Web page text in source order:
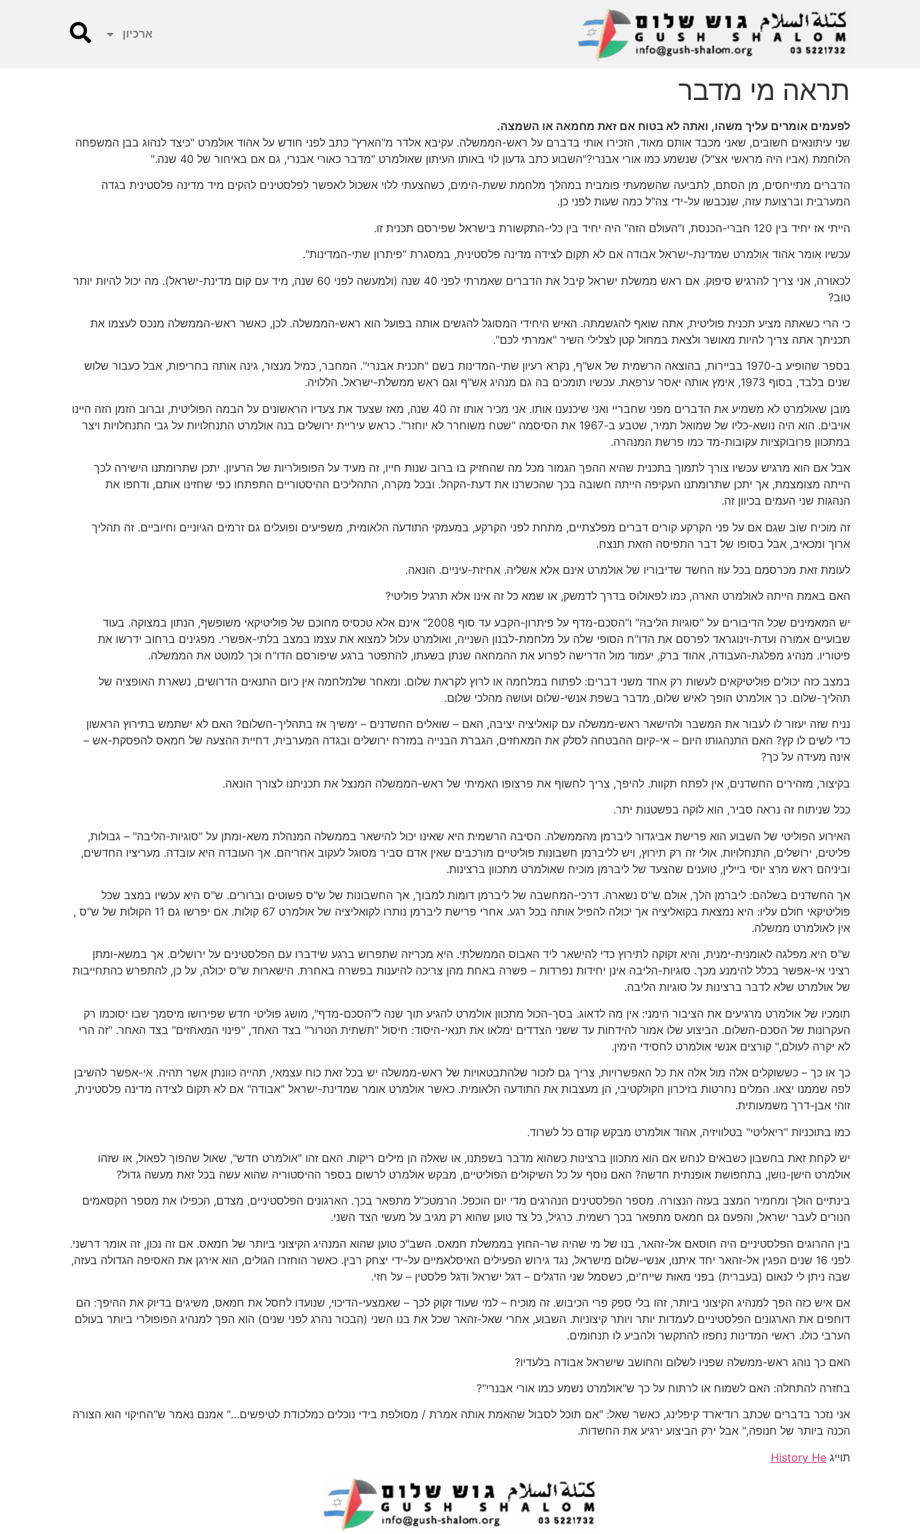
ארכיון
תראה מי מדבר
לפעמים אומרים עליך משהו, ואתה לא בטוח אם זאת מחמאה או השמצה.
שני עיתונאים חשובים, שאני מכבד אותם מאוד, הזכירו אותי בדברם על ראש-הממשלה. עקיבא אלדר מ"הארץ" כתב לפני חודש על אהוד אולמרט "כיצד לנהוג בבן המשפחה
הלוחמת (אביו היה מראשי אצ"ל) שנשמע כמו אורי אבנרי?"השבוע כתב גדעון לוי באותו העיתון שאולמרט "מדבר כאורי אבנרי, גם אם באיחור של 40 שנה."
הדברים מתייחסים, מן הסתם, לתביעה שהשמעתי פומבית במהלך מלחמת ששת-הימים, כשהצעתי ללוי אשכול לאפשר לפלסטינים להקים מיד מדינה פלסטינית בגדה
המערבית וברצועת עזה, שנכבשו על-ידי צה"ל כמה שעות לפני כן.
הייתי אז יחיד בין 120 חברי-הכנסת, ו"העולם הזה" היה יחיד בין כלי-התקשורת בישראל שפירסם תכנית זו.
עכשיו אומר אהוד אולמרט שמדינת-ישראל אבודה אם לא תקום לצידה מדינה פלסטינית, במסגרת "פיתרון שתי-המדינות".
לכאורה, אני צריך להרגיש סיפוק. אם ראש ממשלת ישראל קיבל את הדברים שאמרתי לפני 40 שנה (ולמעשה לפני 60 שנה, מיד עם קום מדינת-ישראל). מה יכול להיות יותר
טוב?
כי הרי כשאתה מציע תכנית פוליטית, אתה שואף להגשמתה. האיש היחידי המסוגל להגשים אותה בפועל הוא ראש-הממשלה. לכן, כאשר ראש-הממשלה מנכס לעצמו את
תכניתך אתה צריך להיות מאושר ולצאת במחול קטן לצלילי השיר "אמרתי לכם".
בספר שהופיע ב-1970 בביירות, בהוצאה הרשמית של אש"ף, נקרא רעיון שתי-המדינות בשם "תכנית אבנרי". המחבר, כמיל מנצור, גינה אותה בחריפות, אבל כעבור שלוש
שנים בלבד, בסוף 1973, אימץ אותה יאסר ערפאת. עכשיו תומכים בה גם מנהיג אש"ף וגם ראש ממשלת-ישראל. הללויה.
מובן שאולמרט לא משמיע את הדברים מפני שחבריי ואני שיכנענו אותו. אני מכיר אותו זה 40 שנה, מאז שצעד את צעדיו הראשונים על הבמה הפוליטית, וברוב הזמן הזה היינו
אויבים. הוא היה נושא-כליו של שמואל תמיר, שטבע ב-1967 את הסיסמה "שטח משוחרר לא יוחזר". כראש עיריית ירושלים בנה אולמרט התנחלויות על גבי התנחלויות ויצר
במתכוון פרובוקציות עקובות-מד כמו פרשת המנהרה.
אבל אם הוא מרגיש עכשיו צורך לתמוך בתכנית שהיא ההפך הגמור מכל מה שהחזיק בו ברוב שנות חייו, זה מעיד על הפופולריות של הרעיון. יתכן שתרומתנו הישירה לכך
הייתה מצומצמת, אך יתכן שתרומתנו העקיפה הייתה חשובה בכך שהכשרנו את דעת-הקהל. ובכל מקרה, התהליכים ההיסטוריים התפתחו כפי שחזינו אותם, ודחפו את
הנהגות שני העמים בכיוון זה.
זה מוכיח שוב שגם אם על פני הקרקע קורים דברים מפלצתיים, מתחת לפני הקרקע, במעמקי התודעה הלאומית, משפיעים ופועלים גם זרמים הגיוניים וחיוביים. זה תהליך
ארוך ומכאיב, אבל בסופו של דבר התפיסה הזאת תנצח.
לעומת זאת מכרסמם בכל עוז החשד שדיבוריו של אולמרט אינם אלא אשליה. אחיזת-עיניים. הונאה.
האם באמת הייתה לאולמרט הארה, כמו לפאולוס בדרך לדמשק, או שמא כל זה אינו אלא תרגיל פוליטי?
יש המאמינים שכל הדיבורים על "סוגיות הליבה" ו"הסכם-מדף על פיתרון-הקבע עד סוף 2008" אינם אלא טכסיס מחוכם של פוליטיקאי משופשף, הנתון במצוקה. בעוד
שבועיים אמורה ועדת-וינוגראד לפרסם את הדו"ח הסופי שלה על מלחמת-לבנון השנייה, ואולמרט עלול למצוא את עצמו במצב בלתי-אפשרי. מפגינים ברחוב ידרשו את
פיטוריו. מנהיג מפלגת-העבודה, אהוד ברק, יעמוד מול הדרישה לפרוע את ההמחאה שנתן בשעתו, להתפטר ברגע שיפורסם הדו"ח וכך למוטט את הממשלה.
במצב כזה יכולים פוליטיקאים לעשות רק אחד משני דברים: לפתוח במלחמה או לרוץ לקראת שלום. ומאחר שלמלחמה אין כיום התנאים הדרושים, נשארת האופציה של
תהליך-שלום. כך אולמרט הופך לאיש שלום, מדבר בשפת אנשי-שלום ועושה מהלכי שלום.
נניח שזה יעזור לו לעבור את המשבר ולהישאר ראש-ממשלה עם קואליציה יציבה, האם – שואלים החשדנים – ימשיך אז בתהליך-השלום? האם לא ישתמש בתירוץ הראשון
כדי לשים לו קץ? האם התנהגותו היום – אי-קיום ההבטחה לסלק את המאחזים, הגברת הבנייה במזרח ירושלים ובגדה המערבית, דחיית ההצעה של חמאס להפסקת-אש –
אינה מעידה על כך?
בקיצור, מזהירים החשדנים, אין לפתח תקוות. להיפך, צריך לחשוף את פרצופו האמיתי של ראש-הממשלה המנצל את תכניתנו לצורך הונאה.
ככל שניתוח זה נראה סביר, הוא לוקה בפשטנות יתר.
האירוע הפוליטי של השבוע הוא פרישת אביגדור ליברמן מהממשלה. הסיבה הרשמית היא שאינו יכול להישאר בממשלה המנהלת משא-ומתן על "סוגיות-הליבה" – גבולות,
פליטים, ירושלים, התנחלויות. אולי זה רק תירוץ, ויש לליברמן חשבונות פוליטיים מורכבים שאין אדם סביר מסוגל לעקוב אחריהם. אך העובדה היא עובדה. מעריציו החדשים,
וביניהם ראש מרצ יוסי ביילין, טוענים שהצעד של ליברמן מוכיח שאולמרט מתכוון ברצינות.
אך החשדנים בשלהם: ליברמן הלך, אולם ש"ס נשארה. דרכי-המחשבה של ליברמן דומות למבוך, אך החשבונות של ש"ס פשוטים וברורים. ש"ס היא עכשיו במצב שכל
פוליטיקאי חולם עליו: היא נמצאת בקואליציה אך יכולה להפיל אותה בכל רגע. אחרי פרישת ליברמן נותרו לקואליציה של אולמרט 67 קולות. אם יפרשו גם 11 הקולות של ש"ס ,
אין לאולמרט ממשלה.
ש"ס היא מפלגה לאומנית-ימנית, והיא זקוקה לתירוץ כדי להישאר ליד האבוס הממשלתי. היא מכריזה שתפרוש ברגע שידברו עם הפלסטינים על ירושלים. אך במשא-ומתן
רציני אי-אפשר בכלל להימנע מכך. סוגיות-הליבה אינן יחידות נפרדות – פשרה באחת מהן צריכה להיענות בפשרה באחרת. הישארות ש"ס יכולה, על כן, להתפרש כהתחייבות
של אולמרט שלא לדבר ברצינות על סוגיות הליבה.
תומכיו של אולמרט מרגיעים את הציבור הימני: אין מה לדאוג. בסך-הכול מתכוון אולמרט להגיע תוך שנה ל"הסכם-מדף", מושג פוליטי חדש שפירושו מיסמך שבו יסוכמו רק
העקרונות של הסכם-השלום. הביצוע שלו אמור להידחות עד ששני הצדדים ימלאו את תנאי-היסוד: חיסול "תשתית הטרור" בצד האחד, "פינוי המאחזים" בצד האחר. "זה הרי
לא יקרה לעולם," קורצים אנשי אולמרט לחסידי הימין.
כך או כך – כששוקלים אלה מול אלה את כל האפשרויות, צריך גם לזכור שלהתבטאויות של ראש-ממשלה יש בכל זאת כוח עצמאי, תהייה כוונתן אשר תהיה. אי-אפשר להשיבן
לפה שממנו יצאו. המלים נחרטות בזיכרון הקולקטיבי, הן מעצבות את התודעה הלאומית. כאשר אולמרט אומר שמדינת-ישראל "אבודה" אם לא תקום לצידה מדינה פלסטינית,
זוהי אבן-דרך משמעותית.
כמו בתוכניות "ריאליטי" בטלוויזיה, אהוד אולמרט מבקש קודם כל לשרוד.
יש לקחת זאת בחשבון כשבאים לנחש אם הוא מתכוון ברצינות כשהוא מדבר בשפתנו, או שאלה הן מילים ריקות. האם זהו "אולמרט חדש", שאול שהפוך לפאול, או שזהו
אולמרט הישן-נושן, בתחפושת אופנתית חדשה? האם נוסף על כל השיקולים הפוליטיים, מבקש אולמרט לרשום בספר ההיסטוריה שהוא עשה בכל זאת מעשה גדול?
בינתיים הולך ומחמיר המצב בעזה הנצורה. מספר הפלסטינים הנהרגים מדי יום הוכפל. הרמטכ"ל מתפאר בכך. הארגונים הפלסטיניים, מצדם, הכפילו את מספר הקסאמים
הנורים לעבר ישראל, והפעם גם חמאס מתפאר בכך רשמית. כרגיל, כל צד טוען שהוא רק מגיב על מעשי הצד השני.
בין ההרוגים הפלסטיניים היה חוסאם אל-זהאר, בנו של מי שהיה שר-החוץ בממשלת חמאס. השב"כ טוען שהוא המנהיג הקיצוני ביותר של חמאס. אם זה נכון, זה אומר דרשני.
לפני 16 שנים הפגין אל-זהאר יחד איתנו, אנשי-שלום מישראל, נגד גירוש הפעילים האיסלאמיים על-ידי יצחק רבין. כאשר הוחזרו הגולים, הוא אירגן את האסיפה הגדולה בעזה,
שבה ניתן לי לנאום (בעברית) בפני מאות שייח'ים, כשסמל שני הדגלים – דגל ישראל ודגל פלסטין – על חזי.
אם איש כזה הפך למנהיג הקיצוני ביותר, זהו בלי ספק פרי הכיבוש. זה מוכיח – למי שעוד זקוק לכך – שאמצעי-הדיכוי, שנועדו לחסל את חמאס, משיגים בדיוק את ההיפך: הם
דוחפים את הארגונים הפלסטיניים לעמדות יותר ויותר קיצוניות. השבוע, אחרי שאל-זהאר שכל את בנו השני (הבכור נהרג לפני שנים) הוא הפך למנהיג הפופולרי ביותר בעולם
הערבי כולו. ראשי המדינות נחפזו להתקשר ולהביע לו תנחומים.
האם כך נוהג ראש-ממשלה שפניו לשלום והחושב שישראל אבודה בלעדיו?
בחזרה להתחלה: האם לשמוח או לרתוח על כך ש"אולמרט נשמע כמו אורי אבנרי"?
אני נזכר בדברים שכתב רודיארד קיפלינג, כאשר שאל: "אם תוכל לסבול שהאמת אותה אמרת / מסולפת בידי נוכלים כמלכודת לטיפשים…" אמנם נאמר ש"החיקוי הוא הצורה
הכנה ביותר של חנופה," אבל ירק הביצוע ירגיע את החשדות.
תוייג History He